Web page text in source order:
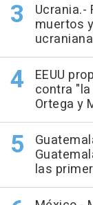
Ucrania.-
muertos
EEUU
contra
Ortega y
las